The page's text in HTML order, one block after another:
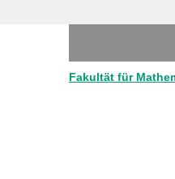
Fakultät für